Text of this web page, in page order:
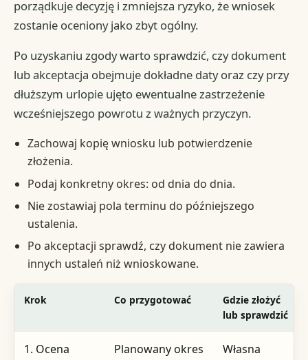
porządkuje decyzję i zmniejsza ryzyko, że wniosek
zostanie oceniony jako zbyt ogólny.
Po uzyskaniu zgody warto sprawdzić, czy dokument
lub akceptacja obejmuje dokładne daty oraz czy przy
dłuższym urlopie ujęto ewentualne zastrzeżenie
wcześniejszego powrotu z ważnych przyczyn.
Zachowaj kopię wniosku lub potwierdzenie
złożenia.
Podaj konkretny okres: od dnia do dnia.
Nie zostawiaj pola terminu do późniejszego
ustalenia.
Po akceptacji sprawdź, czy dokument nie zawiera
innych ustaleń niż wnioskowane.
Krok Co przygotować
Gdzie złożyć
lub sprawdzić
1. Ocena
Planowany okres
Własna